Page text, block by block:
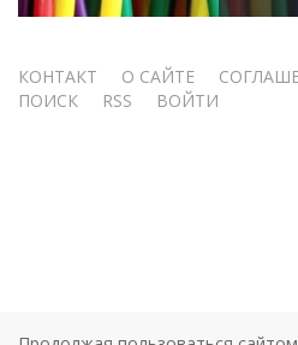
Меню
КОНТАКТ О САЙТЕ
ПОИСК
RSS ВОЙТИ